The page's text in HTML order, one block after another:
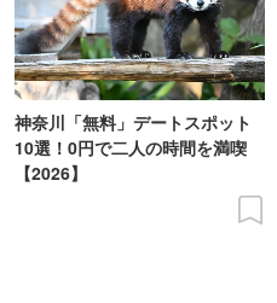
神奈川「無料」デートスポット
10選！0円で二人の時間を満喫
【2026】